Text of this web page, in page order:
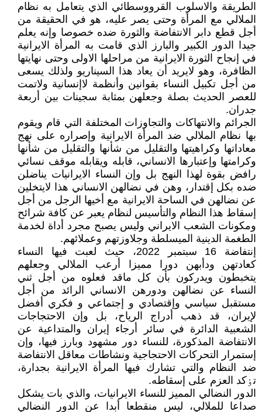
الطريقة والاسلوب القرووسطائي الذي يتعامل به نظام
الملالي مع المرأة وحتى يصر عليه، هو في الحقيقة من
أجل قطع دابر الانتفاضة والثورة ضده خصوصا وإنه يعلم
جيدا الدور الکبير والبارز الذي قامت به المرأة الايرانية
في إنجاح الثورة الايرانية من مراحلها الاولى وحتى نهايتها
الظافرة، وهو لايريد أن يعاد هذا السيناريو ولذلك يسعى
من أجل تکبيل النساء بقوانين وأنظمة لاإنسانية ولاتمت
للعصر الحديث بصلة وجعلهن بمثابة سجينات بين أربعة
جدران.
الجرائم والانتهاکات والتجاوزات المختلفة التي قام ويقوم
بها نظام الملالي ضد المرأة الايرانية وإصراره على نهج
معاداتها وکراهيتها والتقليل من شأنها والتقليل من شأنها
وکرامتها وإعتبارها الانساني، قابله ويقابله موقف نسائي
رافض بقوة لهذا النهج بل وإن النساء الايرانيات يناضلن
ضده بکل إقتدار، وهن في نضالهن الانساني هذا لايتخلين
عن نضالهن في الساحة الايرانية مع أخيها الرجل من أجل
إسقاط هذا النظام والتأسيس لنظام يعبر عن کافة شرائح
ومکونات الشعب الايراني وليس يصبح مجرد أداة لخدمة
الطغمة الدينية المیسلطة وجلاوزتهم وعملائهم.
إنتفاضة 16 سبتمبر 2022، حيث لعبت فيها النساء
کعادتهن ودأبهن دورا مميزا أرعب الملالي وجعلهم
يتخبطون ويدرکون بأن کل ماقد فعلوه من أجل ثني
النساء عن نضالهن ودورهن الانساني الرائد من أجل
مستقبل سياسي وإقتصادي و إجتماعي و فکري أفضل
لإيران، قد ذهب أدراج الرياح، بل وإن الاحتجاجات
الشعبية الدائرة في سائر أرجاء إيران والمتداعية عن
الانتفاضة المذکورة، للنساء دور مشهود وبارز فيها، وإن
إستمرار التحرکات الاحتجاجية ونشاطات معاقل الانتفاضة
ضد النظام والتي تشارك فيها المرأة الايرانية بجدارة،
تٶکد العزم على إسقاطه.
الدور النضالي المميز للنساء الايرانيات، والذي بات يشکل
صداعا للملالي، ليس منقطعا أبدا عن الدور النضالي